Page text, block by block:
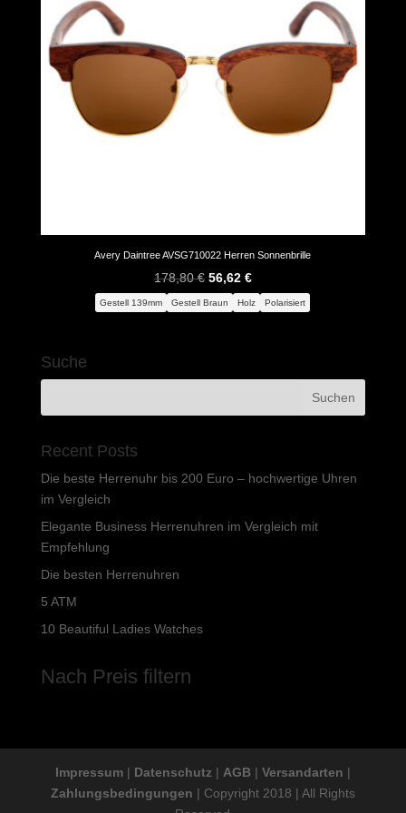
Avery Daintree AVSG710022 Herren Sonnenbrille
178,80€ Ursprünglicher
Preis
56,62 €Aktueller
Preis
Gestell 139mm Gestell Braun Holz Polarisiert
Suche
Recent Posts
Die beste Herrenuhr bis 200 Euro – hochwertige Uhren
im Vergleich
Elegante Business Herrenuhren im Vergleich mit
Empfehlung
Die besten Herrenuhren
5 ATM
10 Beautiful Ladies Watches
Nach Preis filtern
Impressum| Datenschutz| AGB| Versandarten |
Zahlungsbedingungen | Copyright 2018 | All Rights